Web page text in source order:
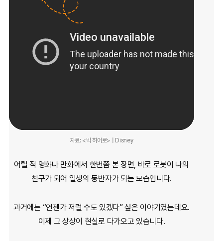
자료: <빅 히어로> | Disney
어릴 적 영화나 만화에서 한번쯤 본 장면, 바로 로봇이 나의
친구가 되어 일생의 동반자가 되는 모습입니다.
과거에는 “언젠가 저럴 수도 있겠다” 싶은 이야기였는데요.
이제 그 상상이 현실로 다가오고 있습니다.